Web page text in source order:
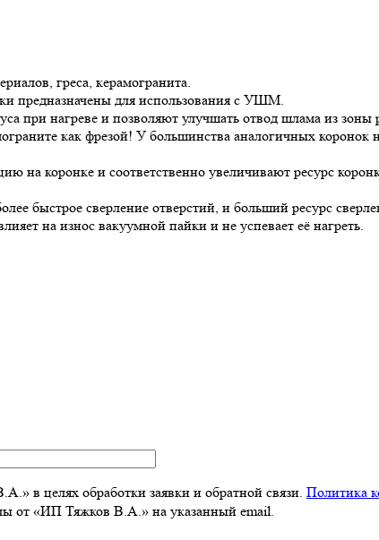
греса, керамогранита.
предназначены для использования с УШМ.
при нагреве и позволяют улучшать отвод шлама из зоны
как фрезой! У большинства аналогичных
на коронке и соответственно увеличивают ресурс
быстрое сверление отверстий, и больший ресурс
на износ вакуумной пайки и не успевает её нагреть.
в целях обработки заявки и обратной связи. Политика
от «ИП Тяжков В.А.» на указанный email.